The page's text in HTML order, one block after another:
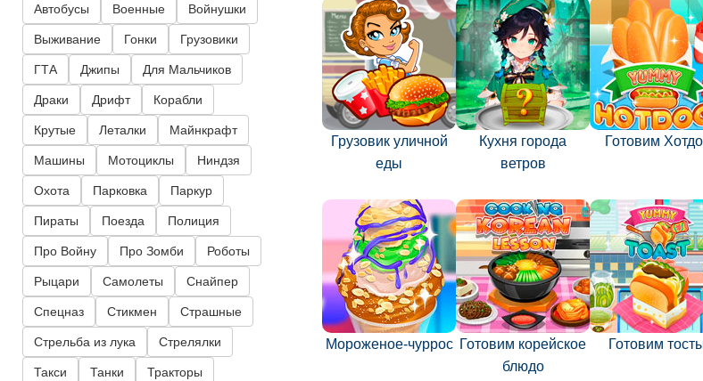
Грузовик уличной
еды
Кухня города
ветров
Готовим
Мороженое-чуррос Готовим корейское
блюдо
Готовим
Автобусы Военные Войнушки
Выживание Гонки Грузовики
ГТА Джипы Для Мальчиков
Драки Дрифт Корабли
Крутые Леталки Майнкрафт
Машины Мотоциклы Ниндзя
Охота Парковка Паркур
Пираты Поезда Полиция
Про Войну Про Зомби Роботы
Рыцари Самолеты Снайпер
Спецназ Стикмен Страшные
Стрельба из лука Стрелялки
Такси Танки Тракторы